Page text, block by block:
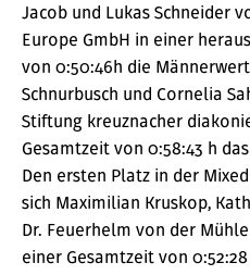
Jacob und Lukas Schneider
Europe GmbH in einer
von 0:50:46h die
Schnurbusch und Cornelia
Stiftung kreuznacher
Gesamtzeit von 0:58:43 h
Den ersten Platz in der
sich Maximilian Kruskop,
Dr. Feuerhelm von der
einer Gesamtzeit von 0:52:28